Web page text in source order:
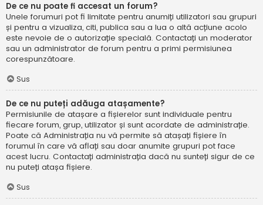
De ce nu poate fi accesat un forum?
Unele forumuri pot fi limitate pentru anumiți utilizatori sau grupuri
și pentru a vizualiza, citi, publica sau a lua o altă acțiune acolo
este nevoie de o autorizație specială. Contactați un moderator
sau un administrator de forum pentru a primi permisiunea
corespunzătoare.
Sus
De ce nu puteți adăuga atașamente?
Permisiunile de atașare a fișierelor sunt individuale pentru
fiecare forum, grup, utilizator și sunt acordate de administrație.
Poate că Administrația nu vă permite să atașați fișiere în
forumul în care vă aflați sau doar anumite grupuri pot face
acest lucru. Contactați administrația dacă nu sunteți sigur de ce
nu puteți atașa fișiere.
Sus